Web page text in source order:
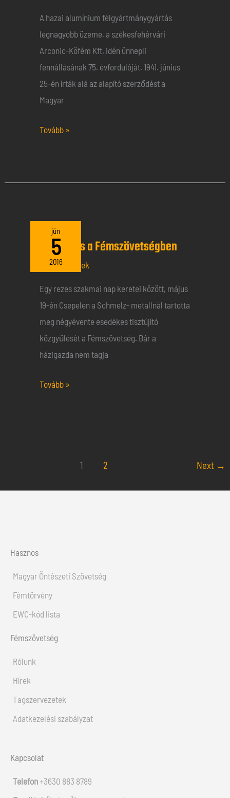
A hazai alumínium félgyártmánygyártás
legnagyobb üzeme, a székesfehérvári
Arconic-Köfém Kft. idén ünnepli
fennállásának 75. évfordulóját. 1941. június
25-én írták alá az alapító szerződést a
Magyar
éves
születésnap
az
Arconic-
Köfémnél
Tovább »
jún
5
2016
Tisztújítás a Fémszövetségben
Általános hírek
Egy rezes szakmai nap keretei között, május
19-én Csepelen a Schmelz- metallnál tartotta
meg négyévente esedékes tisztújító
közgyűlését a Fémszövetség. Bár a
házigazda nem tagja
Tisztújítás
Fémszövetségben
Tovább »
1 2 Next →
Hasznos
Magyar Öntészeti Szövetség
Fémtörvény
EWC-kód lista
Fémszövetség
Rólunk
Hírek
Tagszervezetek
Adatkezelési szabályzat
Kapcsolat
Telefon+3630 883 8789